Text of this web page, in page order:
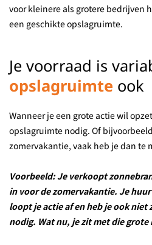
voor kleinere als grotere bedrijven
een geschikte opslagruimte.
Je voorraad is
opslagruimte ook
Wanneer je een grote actie wil
opslagruimte nodig. Of
zomervakantie, vaak heb je dan te
Voorbeeld: Je verkoopt
in voor de zomervakantie. Je
loopt je actie af en heb je ook
nodig. Wat nu, je zit met die